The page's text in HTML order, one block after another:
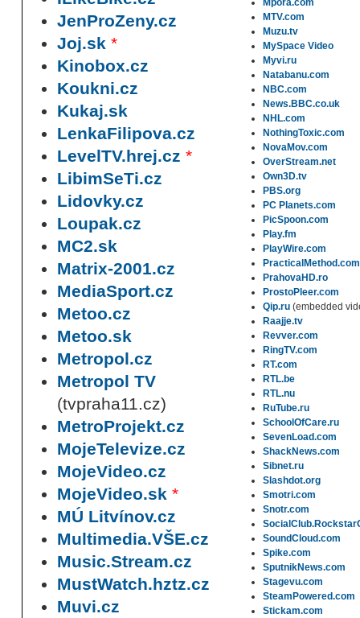
JenProZeny.cz
Joj.sk *
Kinobox.cz
Koukni.cz
Kukaj.sk
LenkaFilipova.cz
LevelTV.hrej.cz *
LibimSeTi.cz
Lidovky.cz
Loupak.cz
MC2.sk
Matrix-2001.cz
MediaSport.cz
Metoo.cz
Metoo.sk
Metropol.cz
Metropol TV
(tvpraha11.cz)
MetroProjekt.cz
MojeTelevize.cz
MojeVideo.cz
MojeVideo.sk *
MÚ Litvínov.cz
Multimedia.VŠE.cz
Music.Stream.cz
MustWatch.hztz.cz
Muvi.cz
Mpora.com
MTV.com
Muzu.tv
MySpace Video
Myvi.ru
Natabanu.com
NBC.com
News.BBC.co.uk
NHL.com
NothingToxic.com
NovaMov.com
OverStream.net
Own3D.tv
PBS.org
PC Planets.com
PicSpoon.com
Play.fm
PlayWire.com
PracticalMethod.com
PrahovaHD.ro
ProstoPleer.com
Qip.ru (embedded
Raajje.tv
Revver.com
RingTV.com
RT.com
RTL.be
RTL.nu
RuTube.ru
SchoolOfCare.ru
SevenLoad.com
ShackNews.com
Sibnet.ru
Slashdot.org
Smotri.com
Snotr.com
SoundCloud.com
Spike.com
SputnikNews.com
Stagevu.com
SteamPowered.com
Stickam.com